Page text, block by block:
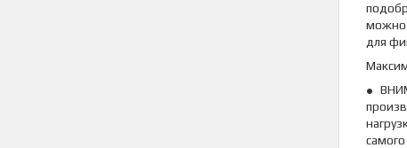
можно
для
самого